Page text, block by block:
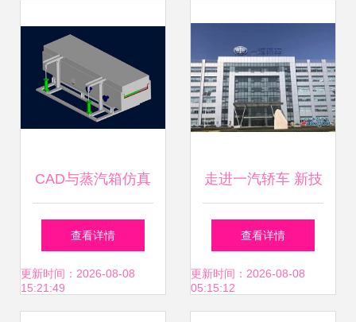
CAD与蒸汽箱仿真
学习交流 技术共享
与创新之旅
查看详情
更新时间：2026-08-08
15:21:49
走进一汽轿车 新技
术展示交流会圆满
收官，技术交流引
查看详情
更新时间：2026-08-08
05:15:12